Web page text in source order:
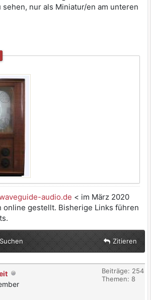
nur als Miniatur/en am unteren
audio.de < im März 2020
online gestellt. Bisherige Links führen
Suchen Zitieren
Beiträge: 254
Themen: 8